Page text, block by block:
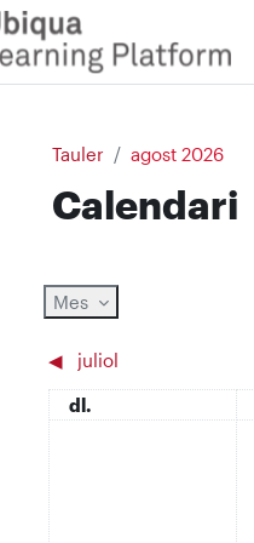
principal
Tauler agost 2026
Calendari
Mes
◀︎ juliol
dilluns
dl.